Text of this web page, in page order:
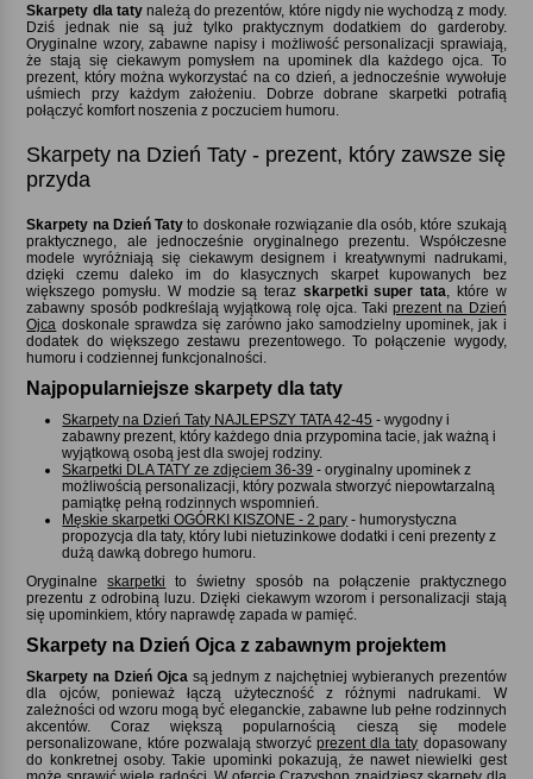
Skarpety dla tatynależą do prezentów, które nigdy nie wychodzą z mody.
Dziś jednak nie są już tylko praktycznym dodatkiem do garderoby.
Oryginalne wzory, zabawne napisy i możliwość personalizacji sprawiają,
że stają się ciekawym pomysłem na upominek dla każdego ojca. To
prezent, który można wykorzystać na co dzień, a jednocześnie wywołuje
uśmiech przy każdym założeniu. Dobrze dobrane skarpetki potrafią
połączyć komfort noszenia z poczuciem humoru.
Skarpety na Dzień Taty - prezent, który zawsze się
przyda
Skarpety na Dzień Taty to doskonałe rozwiązanie dla osób, które szukają
praktycznego, ale jednocześnie oryginalnego prezentu. Współczesne
modele wyróżniają się ciekawym designem i kreatywnymi nadrukami,
dzięki czemu daleko im do klasycznych skarpet kupowanych bez
większego pomysłu. W modzie są teraz skarpetki super tata , które w
zabawny sposób podkreślają wyjątkową rolę ojca. Takiprezent na Dzień
Ojca doskonale sprawdza się zarówno jako samodzielny upominek, jak i
dodatek do większego zestawu prezentowego. To połączenie wygody,
humoru i codziennej funkcjonalności.
Najpopularniejsze skarpety dla taty
Skarpety na Dzień Taty NAJLEPSZY TATA 42-45 - wygodny i
zabawny prezent, który każdego dnia przypomina tacie, jak ważną i
wyjątkową osobą jest dla swojej rodziny.
Skarpetki DLA TATY ze zdjęciem 36-39 - oryginalny upominek z
możliwością personalizacji, który pozwala stworzyć niepowtarzalną
pamiątkę pełną rodzinnych wspomnień.
Męskie skarpetki OGÓRKI KISZONE - 2 pary - humorystyczna
propozycja dla taty, który lubi nietuzinkowe dodatki i ceni prezenty z
dużą dawką dobrego humoru.
Oryginalneskarpetki
to świetny sposób na połączenie praktycznego
prezentu z odrobiną luzu. Dzięki ciekawym wzorom i personalizacji stają
się upominkiem, który naprawdę zapada w pamięć.
Skarpety na Dzień Ojca z zabawnym projektem
Skarpety na Dzień Ojca są jednym z najchętniej wybieranych prezentów
dla ojców, ponieważ łączą użyteczność z różnymi nadrukami. W
zależności od wzoru mogą być eleganckie, zabawne lub pełne rodzinnych
akcentów. Coraz większą popularnością cieszą się modele
personalizowane, które pozwalają stworzyćprezent dla taty dopasowany
do konkretnej osoby. Takie upominki pokazują, że nawet niewielki gest